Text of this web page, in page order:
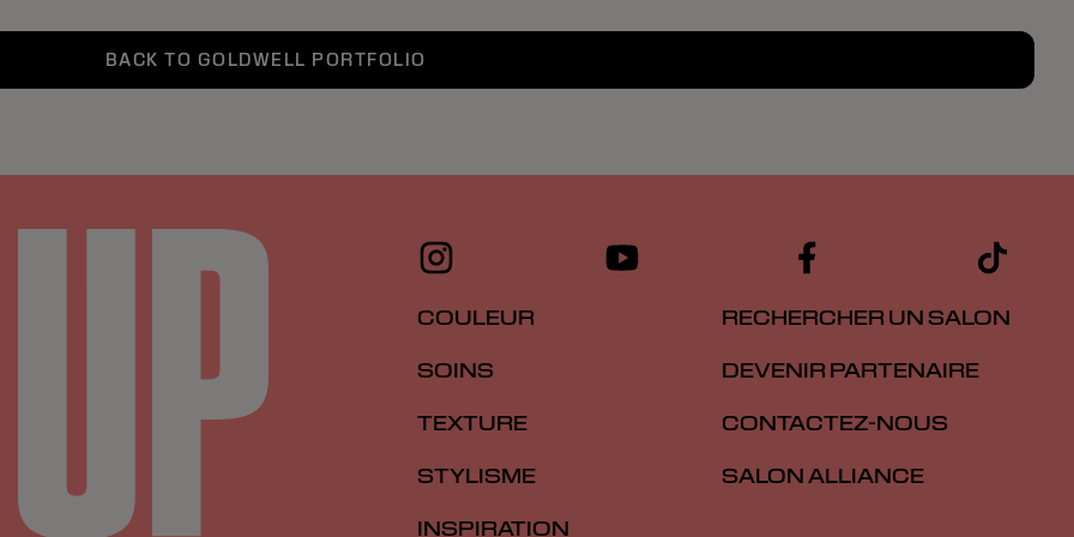
BACK TO GOLDWELL PORTFOLIO
COULEUR
SOINS
TEXTURE
STYLISME
INSPIRATION
RECHERCHER UN SALON
DEVENIR PARTENAIRE
CONTACTEZ-NOUS
SALON ALLIANCE